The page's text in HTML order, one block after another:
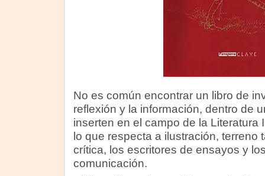
No es común encontrar un libro de
reflexión y la información, dentro de
inserten en el campo de la Literatura
lo que respecta a ilustración, terreno
crítica, los escritores de ensayos y
comunicación.